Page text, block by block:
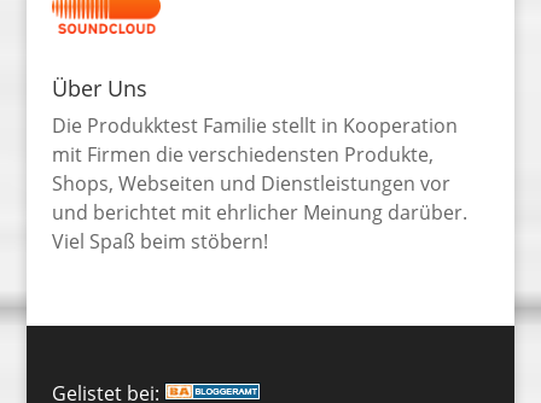
Über Uns
Die Produkktest Familie stellt in Kooperation
mit Firmen die verschiedensten Produkte,
Shops, Webseiten und Dienstleistungen vor
und berichtet mit ehrlicher Meinung darüber.
Viel Spaß beim stöbern!
Gelistet bei: